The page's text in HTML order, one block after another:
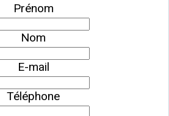
Prénom
Nom
E-mail
Téléphone